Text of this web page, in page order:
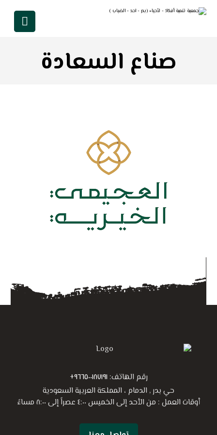
صناع السعادة
رقم الهاتف:٩٦٦٥٠٠١٨٧١٩١+
حي بدر , الدمام ، المملكة العربية السعودية
أوقات العمل : من الأحد إلى الخميس ٤:٠٠ عصراً إلى ٨:٠٠ مساءً